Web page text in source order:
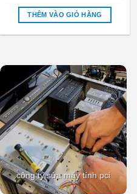
là:
₫250,000.
tại
₫150,000.
THÊM VÀO GIỎ HÀNG
công ty sửa máy tính pci